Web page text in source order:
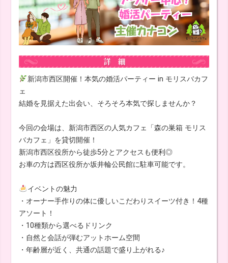
新潟市西区開催！本気の婚活パーティー in モリスバカフ
ェ
結婚を見据えた出会い、そろそろ本気で探しませんか？
今回の会場は、新潟市西区の人気カフェ「森の巣箱 モリス
バカフェ」を貸切開催！
新潟市西区役所から徒歩5分とアクセスも便利◎
お車の方は西区役所か坂井輪公民館に駐車可能です。
イベントの魅力
・オーナー手作りの体に優しいこだわりスイーツ付き！4種
アソート！
・10種類から選べるドリンク
・自然と会話が弾むアットホーム空間
・年齢層が近く、共通の話題で盛り上がれる♪